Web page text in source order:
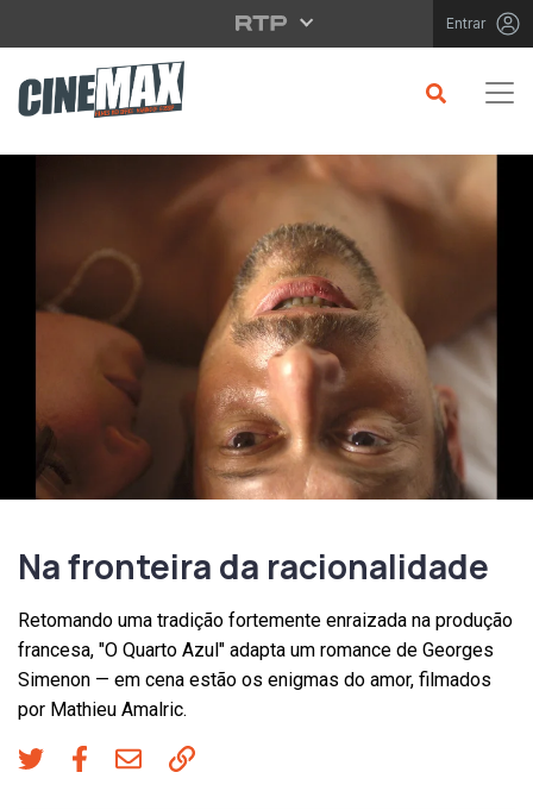
Saltar para o conteúdo principal Entrar
Na fronteira da racionalidade
Retomando uma tradição fortemente enraizada na produção
francesa, "O Quarto Azul" adapta um romance de Georges
Simenon — em cena estão os enigmas do amor, filmados
por Mathieu Amalric.